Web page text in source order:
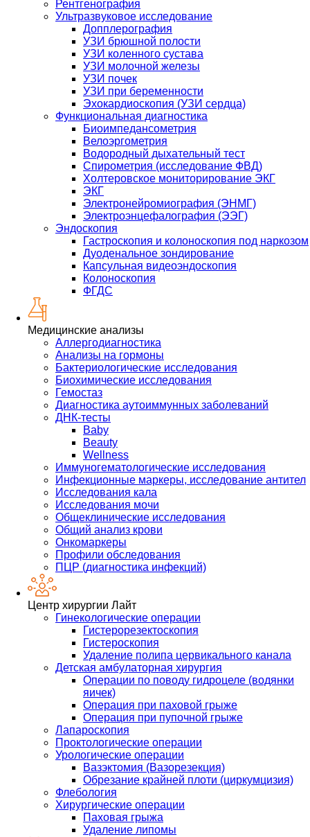
Рентгенография
Ультразвуковое исследование
Допплерография
УЗИ брюшной полости
УЗИ коленного сустава
УЗИ молочной железы
УЗИ почек
УЗИ при беременности
Эхокардиоскопия (УЗИ сердца)
Функциональная диагностика
Биоимпедансометрия
Велоэргометрия
Водородный дыхательный тест
Спирометрия (исследование ФВД)
Холтеровское мониторирование ЭКГ
ЭКГ
Электронейромиография (ЭНМГ)
Электроэнцефалография (ЭЭГ)
Эндоскопия
Гастроскопия и колоноскопия под наркозом
Дуоденальное зондирование
Капсульная видеоэндоскопия
Колоноскопия
ФГДС
Медицинские анализы
Аллергодиагностика
Анализы на гормоны
Бактериологические исследования
Биохимические исследования
Гемостаз
Диагностика аутоиммунных заболеваний
ДНК-тесты
Baby
Beauty
Wellness
Иммуногематологические исследования
Инфекционные маркеры, исследование антител
Исследования кала
Исследования мочи
Общеклинические исследования
Общий анализ крови
Онкомаркеры
Профили обследования
ПЦР (диагностика инфекций)
Центр хирургии Лайт
Гинекологические операции
Гистерорезектоскопия
Гистероскопия
Удаление полипа цервикального канала
Детская амбулаторная хирургия
Операции по поводу гидроцеле (водянки
яичек)
Операция при паховой грыже
Операция при пупочной грыже
Лапароскопия
Проктологические операции
Урологические операции
Вазэктомия (Вазорезекция)
Обрезание крайней плоти (циркумцизия)
Флебология
Хирургические операции
Паховая грыжа
Удаление липомы